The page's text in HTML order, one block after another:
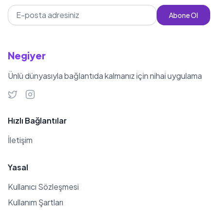
Ligi'nde AEK karşısında gösterdiği
performansla dikkat çekmiştir.
geçmesine büyük katkı sağlamıştır.
Ekuban, futbol kariyerinde her geçen
üzerine çekmektedir.
Abone Ol
Negiyer
Ünlü dünyasıyla bağlantıda kalmanız için nihai uygulama
Hızlı Bağlantılar
İletişim
Yasal
Kullanıcı Sözleşmesi
Kullanım Şartları